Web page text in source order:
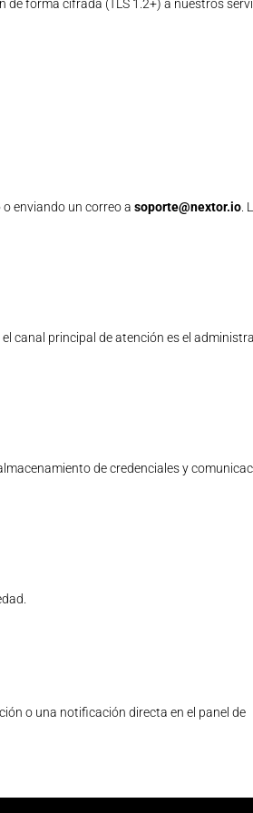
de forma cifrada (TLS 1.2+) a nuestros
enviando un correo a soporte@nextor.io.
canal principal de atención es el
de credenciales y
o una notificación directa en el panel de